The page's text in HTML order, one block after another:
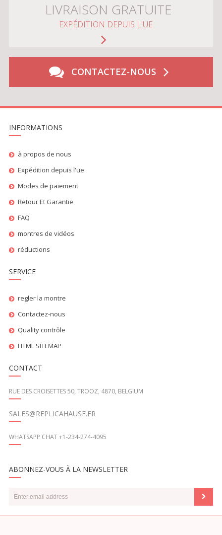
LIVRAISON GRATUITE
EXPÉDITION DEPUIS L'UE
CONTACTEZ-NOUS
INFORMATIONS
à propos de nous
Expédition depuis l'ue
Modes de paiement
Retour Et Garantie
FAQ
montres de vidéos
réductions
SERVICE
regler la montre
Contactez-nous
Quality contrôle
HTML SITEMAP
CONTACT
RUE DES CROISETTES 50, TROOZ, 4870, BELGIUM
SALES@REPLICAHAUSE.FR
WHATSAPP CHAT +1-234-274-4095
ABONNEZ-VOUS À LA NEWSLETTER